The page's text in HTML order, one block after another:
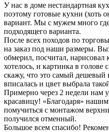
У нас в доме нестандартная
поэтому готовые кухни (хоть
вариант. Мы с мужем много
подходящего варианта.
После всех походов по
на заказ под наши размеры.
обмерил, посчитал,
хотелось, и картинка в голове
скажу, что это самый дешевый
вписалась и цвет выбрала
Примерно через 2 недели нам
красавицу! «Благодаря»
помучиться с монтажом
получился отменный.
Большое всем спасибо!